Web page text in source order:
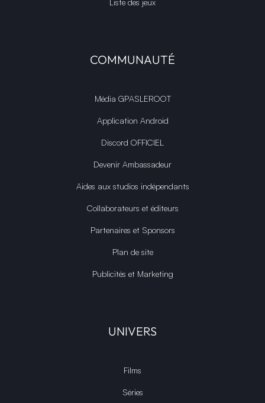
Liste des jeux
COMMUNAUTÉ
Média GPASLEROOT
Application Android
Discord OFFICIEL
Devenir Ambassadeur
Aides aux studios indépendants
Collaborateurs et éditeurs
Partenaires et Sponsors
Plan de site
Publicités et Marketing
UNIVERS
Films
Séries